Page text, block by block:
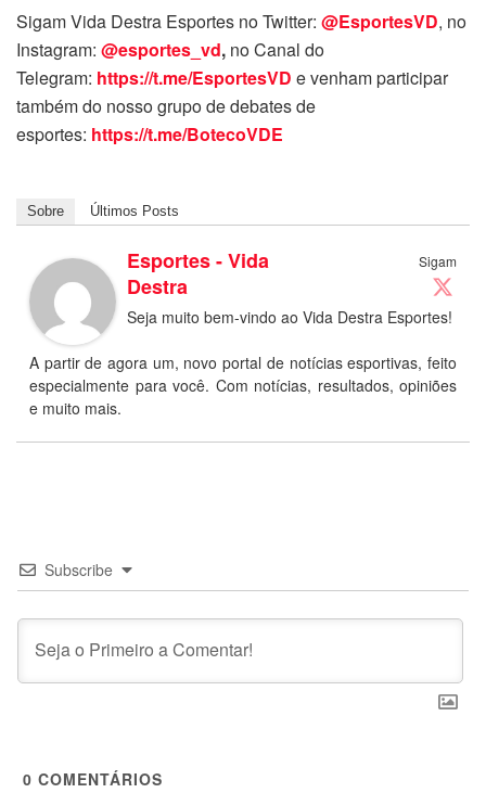
Sigam Vida Destra Esportes no Twitter: @EsportesVD, no
Instagram: @esportes_vd, no Canal do
Telegram: https://t.me/EsportesVD e venham participar
também do nosso grupo de debates de
esportes: https://t.me/BotecoVDE
Sobre Últimos Posts
Sigam
Esportes - Vida
Destra
Seja muito bem-vindo ao Vida Destra Esportes!
A partir de agora um, novo portal de notícias esportivas, feito
especialmente para você. Com notícias, resultados, opiniões
e muito mais.
Subscribe
0 COMENTÁRIOS